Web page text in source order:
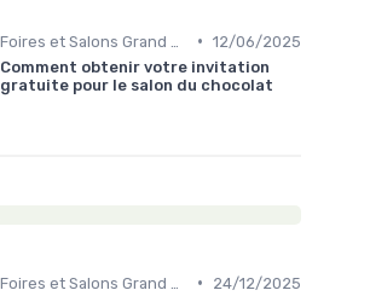
• 12/06/2025
Comment obtenir votre invitation
gratuite pour le salon du chocolat
•
24/12/2025